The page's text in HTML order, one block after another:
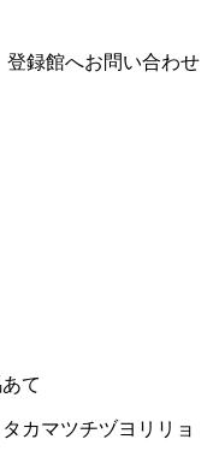
録館へお問い合わせ
て
カマツチヅヨリリョ